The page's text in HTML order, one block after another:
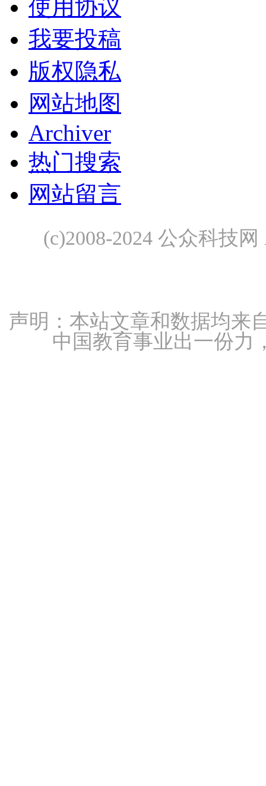
使用协议
我要投稿
版权隐私
网站地图
Archiver
热门搜索
网站留言
(c)2008-2024 公众科技
声明：本站文章和数据均来
中国教育事业出一份力